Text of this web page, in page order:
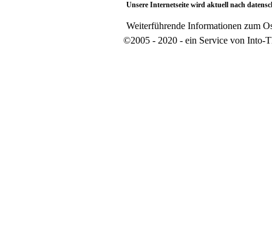
Unsere Internetseite wird aktuell nach
Weiterführende Informationen zum
©2005 - 2020 - ein Service von Into-